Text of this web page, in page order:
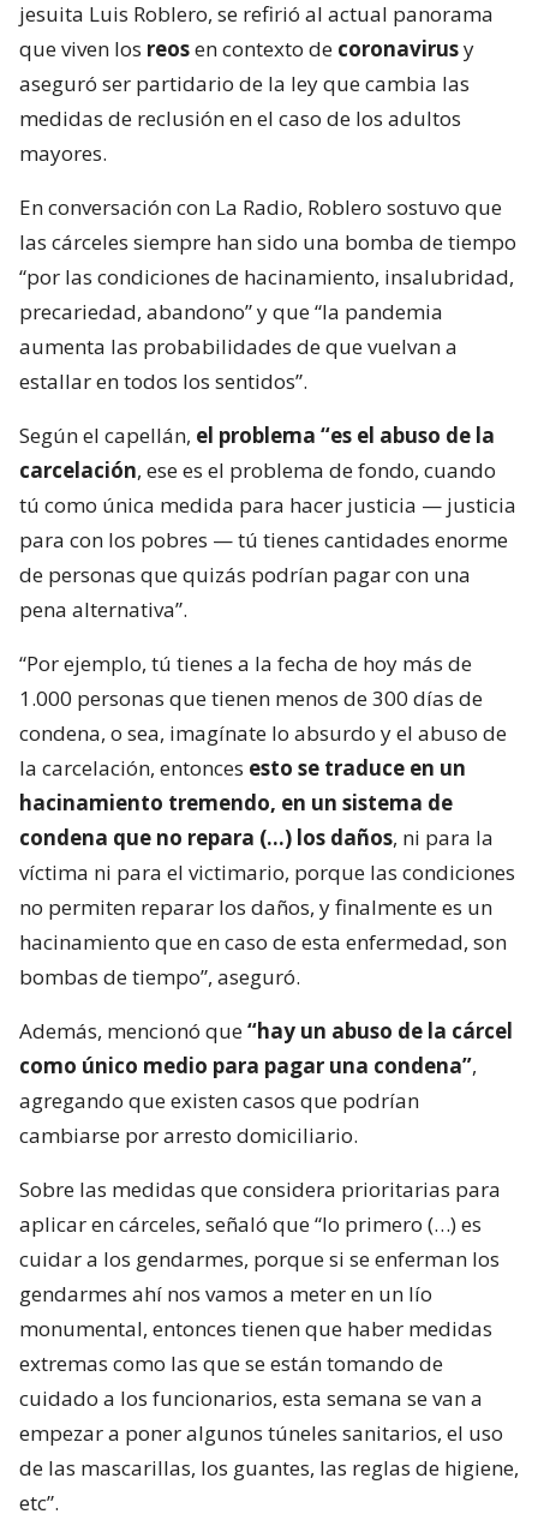
jesuita Luis Roblero, se refirió al actual panorama
que viven los reosen contexto de coronavirusy
aseguró ser partidario de la ley que cambia las
medidas de reclusión en el caso de los adultos
mayores.
En conversación con La Radio, Roblero sostuvo que
las cárceles siempre han sido una bomba de tiempo
“por las condiciones de hacinamiento, insalubridad,
precariedad, abandono” y que “la pandemia
aumenta las probabilidades de que vuelvan a
estallar en todos los sentidos”.
Según el capellán, el problema “es el abuso de la
carcelación, ese es el problema de fondo, cuando
tú como única medida para hacer justicia — justicia
para con los pobres — tú tienes cantidades enorme
de personas que quizás podrían pagar con una
pena alternativa”.
“Por ejemplo, tú tienes a la fecha de hoy más de
1.000 personas que tienen menos de 300 días de
condena, o sea, imagínate lo absurdo y el abuso de
la carcelación, entonces esto se traduce en un
hacinamiento tremendo, en un sistema de
condena que no repara (…) los daños, ni para la
víctima ni para el victimario, porque las condiciones
no permiten reparar los daños, y finalmente es un
hacinamiento que en caso de esta enfermedad, son
bombas de tiempo”, aseguró.
Además, mencionó que“hay un abuso de la cárcel
como único medio para pagar una condena”,
agregando que existen casos que podrían
cambiarse por arresto domiciliario.
Sobre las medidas que considera prioritarias para
aplicar en cárceles, señaló que “lo primero (…) es
cuidar a los gendarmes, porque si se enferman los
gendarmes ahí nos vamos a meter en un lío
monumental, entonces tienen que haber medidas
extremas como las que se están tomando de
cuidado a los funcionarios, esta semana se van a
empezar a poner algunos túneles sanitarios, el uso
de las mascarillas, los guantes, las reglas de higiene,
etc”.